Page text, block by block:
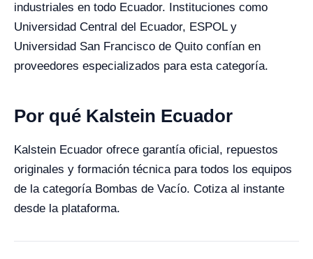
industriales en todo Ecuador. Instituciones como
Universidad Central del Ecuador, ESPOL y
Universidad San Francisco de Quito confían en
proveedores especializados para esta categoría.
Por qué Kalstein Ecuador
Kalstein Ecuador ofrece garantía oficial, repuestos
originales y formación técnica para todos los equipos
de la categoría Bombas de Vacío. Cotiza al instante
desde la plataforma.